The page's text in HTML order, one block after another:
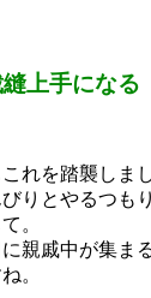
上手になる
れを踏襲しまし
りとやるつも
。
親戚中が集ま
。